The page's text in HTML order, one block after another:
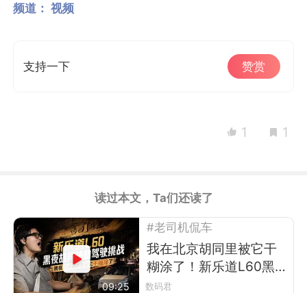
频道： 视频
支持一下 赞赏
1 1
读过本文，Ta们还读了
09:25
#老司机侃车
我在北京胡同里被它干
糊涂了！新乐道L60黑
夜胡同辅助驾驶挑战
数码君